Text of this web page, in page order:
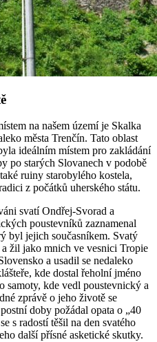
na našem území je Skalka
města Trenčín. Tato oblast
ideálním místem pro zakládání
po starých Slovanech v podobě
ruiny starobylého kostela,
z počátků uherského státu.
svatí Ondřej-Svorad a
poustevníků zaznamenal
byl jejich současníkem. Svatý
žil jako mnich ve vesnici Tropie
a usadil se nedaleko
kde dostal řeholní jméno
samoty, kde vedl poustevnický a
zprávě o jeho životě se
doby požádal opata o „40
s radostí těšil na den svatého
další přísné asketické skutky.